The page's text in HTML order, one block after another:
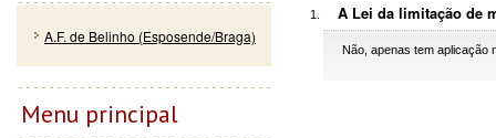
A Lei da limitação de
Não, apenas tem aplicação
A.F. de Belinho (Esposende/Braga)
Menu principal